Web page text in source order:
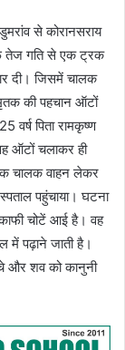
से कोरानसराय
तेज गति से एक ट्रक
दी। जिसमें चालक
की पहचान ऑटों
वर्ष पिता रामकृष्ण
ऑटों चलाकर ही
चालक वाहन लेकर
पहुंचाया। घटना
काफी चोटें आई है। वह
में पढ़ाने जाती है।
और शव को कानुनी